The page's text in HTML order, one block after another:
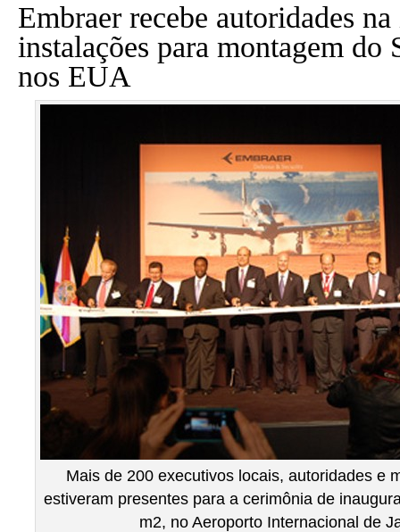
Embraer recebe autoridades
instalações para montagem do
nos EUA
Mais de 200 executivos locais, autoridades e
estiveram presentes para a cerimônia de
m2, no Aeroporto Internacional de